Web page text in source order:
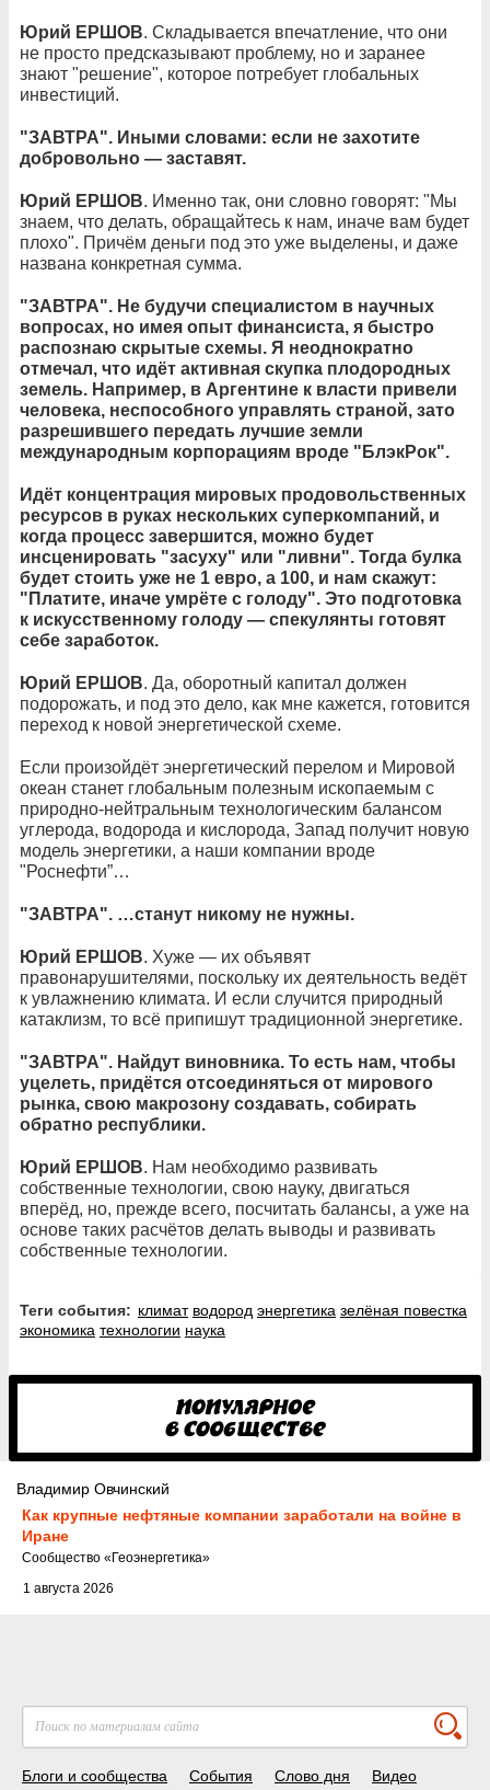
Юрий ЕРШОВ. Складывается впечатление, что они
не просто предсказывают проблему, но и заранее
знают "решение", которое потребует глобальных
инвестиций.
"ЗАВТРА". Иными словами: если не захотите
добровольно — заставят.
Юрий ЕРШОВ. Именно так, они словно говорят: "Мы
знаем, что делать, обращайтесь к нам, иначе вам будет
плохо". Причём деньги под это уже выделены, и даже
названа конкретная сумма.
"ЗАВТРА". Не будучи специалистом в научных
вопросах, но имея опыт финансиста, я быстро
распознаю скрытые схемы. Я неоднократно
отмечал, что идёт активная скупка плодородных
земель. Например, в Аргентине к власти привели
человека, неспособного управлять страной, зато
разрешившего передать лучшие земли
международным корпорациям вроде "БлэкРок".
Идёт концентрация мировых продовольственных
ресурсов в руках нескольких суперкомпаний, и
когда процесс завершится, можно будет
инсценировать "засуху" или "ливни". Тогда булка
будет стоить уже не 1 евро, а 100, и нам скажут:
"Платите, иначе умрёте с голоду". Это подготовка
к искусственному голоду — спекулянты готовят
себе заработок.
Юрий ЕРШОВ. Да, оборотный капитал должен
подорожать, и под это дело, как мне кажется, готовится
переход к новой энергетической схеме.
Если произойдёт энергетический перелом и Мировой
океан станет глобальным полезным ископаемым с
природно-нейтральным технологическим балансом
углерода, водорода и кислорода, Запад получит новую
модель энергетики, а наши компании вроде
"Роснефти”…
"ЗАВТРА". …станут никому не нужны.
Юрий ЕРШОВ. Хуже — их объявят
правонарушителями, поскольку их деятельность ведёт
к увлажнению климата. И если случится природный
катаклизм, то всё припишут традиционной энергетике.
"ЗАВТРА". Найдут виновника. То есть нам, чтобы
уцелеть, придётся отсоединяться от мирового
рынка, свою макрозону создавать, собирать
обратно республики.
Юрий ЕРШОВ. Нам необходимо развивать
собственные технологии, свою науку, двигаться
вперёд, но, прежде всего, посчитать балансы, а уже на
основе таких расчётов делать выводы и развивать
собственные технологии.
Теги события: климат водород энергетика зелёная повестка
экономика технологии наука
Владимир Овчинский
Как крупные нефтяные компании заработали на войне в
Иране
1 августа 2026
Cообщество «Геоэнергетика»
Блоги и сообщества События Слово дня Видео